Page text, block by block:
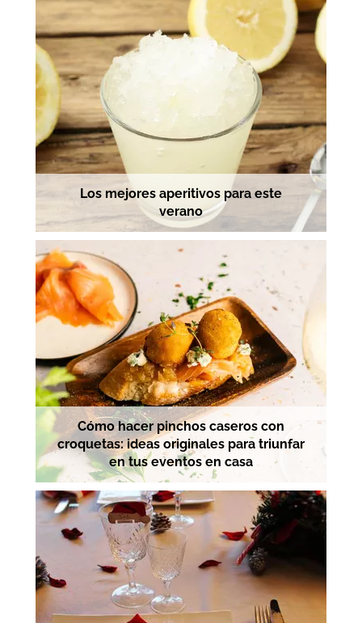
Los mejores aperitivos para este
verano
Cómo hacer pinchos caseros con
croquetas: ideas originales para triunfar
en tus eventos en casa